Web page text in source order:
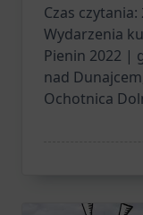
Czas czytania:
Wydarzenia
Pienin 2022 |
nad
Ochotnica